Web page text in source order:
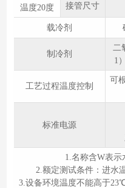
温度20度
接管尺寸
载冷剂
制冷剂
二
1
工艺过程温度控制
可
标准电源
1.名称含W表示
2.额定测试条件：进⽔
3.设备环境温度不能高于